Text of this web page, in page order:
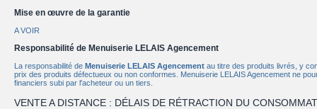
Mise en œuvre de la garantie
A VOIR
Responsabilité de Menuiserie LELAIS Agencement
La responsabilité de Menuiserie LELAIS Agencement au titre des produits livrés, y
prix des produits défectueux ou non conformes. Menuiserie LELAIS Agencement ne
financiers subi par l'acheteur ou un tiers.
VENTE A DISTANCE : DÉLAIS DE RÉTRACTION DU